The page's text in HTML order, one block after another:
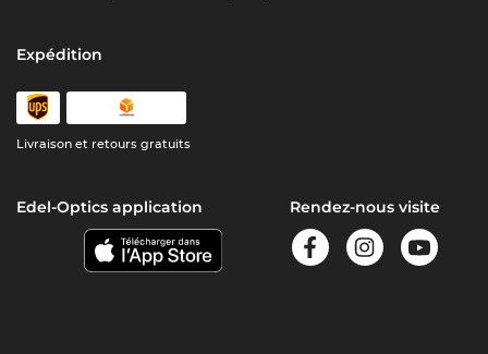
Expédition
Livraison et retours gratuits
Edel-Optics application Rendez-nous visite